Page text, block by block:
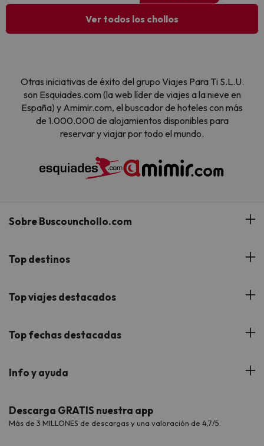
Ver todos los chollos
Otras iniciativas de éxito del grupo Viajes Para Ti S.L.U.
son Esquiades.com (la web líder de viajes a la nieve en
España) y Amimir.com, el buscador de hoteles con más
de 1.000.000 de alojamientos disponibles para
reservar y viajar por todo el mundo.
Sobre Buscounchollo.com
¿Quiénes somos?
Buscounchollo en los medios
Proveedores
Viajes para grupos
Top destinos
Hoteles Andalucía
Hoteles Cataluña
Hoteles Galicia
Top viajes destacados
Viajes con Niños
Viajes de Novios
Chollos con Todo Incluido
Top fechas destacadas
Verano
Vacaciones en Agosto
Info y ayuda
Contáctanos
Preguntas frecuentes
Descarga GRATIS nuestra app
Más de 3 MILLONES de descargas y una valoración de 4,7/5.